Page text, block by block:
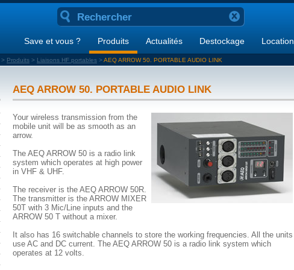
Save et vous ? Produits Actualités Destockage Location
> Produits > Liaisons HF portables >AEQ ARROW 50. PORTABLE AUDIO LINK
AEQ ARROW 50. PORTABLE AUDIO LINK
Your wireless transmission from the
mobile unit will be as smooth as an
arrow.
The AEQ ARROW 50 is a radio link
system which operates at high power
in VHF & UHF.
The receiver is the AEQ ARROW 50R.
The transmitter is the ARROW MIXER
50T with 3 Mic/Line inputs and the
ARROW 50 T without a mixer.
It also has 16 switchable channels to store the working frequencies. All the units
use AC and DC current. The AEQ ARROW 50 is a radio link system which
operates at 12 volts.